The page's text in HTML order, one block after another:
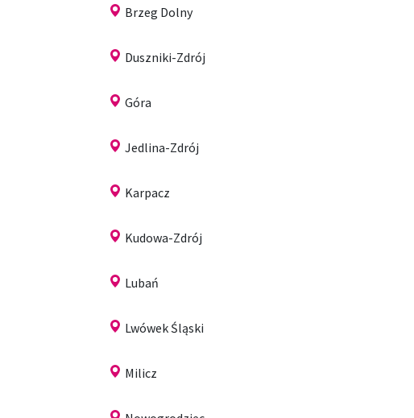
Brzeg Dolny
Duszniki-Zdrój
Góra
Jedlina-Zdrój
Karpacz
Kudowa-Zdrój
Lubań
Lwówek Śląski
Milicz